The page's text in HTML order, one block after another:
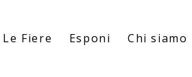
Le Fiere Esponi Chi siamo